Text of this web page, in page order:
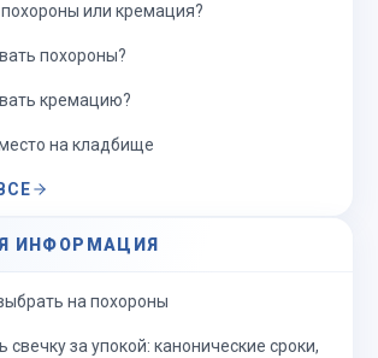
или кремация?
похороны?
кремацию?
на кладбище
ИНФОРМАЦИЯ
на похороны
свечку за упокой: канонические сроки,